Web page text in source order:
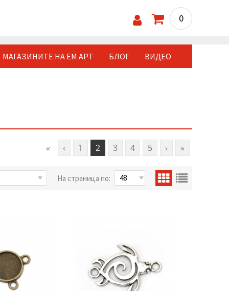
0
МАГАЗИНИТЕ НА ЕМ АРТ БЛОГ ВИДЕО
« ‹ 1 2 3 4 5 › »
На страница по: